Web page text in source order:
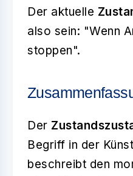
Der aktuelle
also sein: "Wenn
stoppen".
Der
Begriff in der
beschreibt den